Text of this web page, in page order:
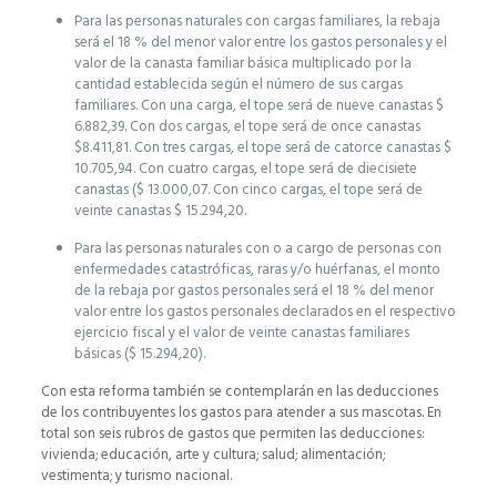
Para las personas naturales con cargas familiares, la rebaja
será el 18 % del menor valor entre los gastos personales y el
valor de la canasta familiar básica multiplicado por la
cantidad establecida según el número de sus cargas
familiares. Con una carga, el tope será de nueve canastas $
6.882,39. Con dos cargas, el tope será de once canastas
$8.411,81. Con tres cargas, el tope será de catorce canastas $
10.705,94. Con cuatro cargas, el tope será de diecisiete
canastas ($ 13.000,07. Con cinco cargas, el tope será de
veinte canastas $ 15.294,20.
Para las personas naturales con o a cargo de personas con
enfermedades catastróficas, raras y/o huérfanas, el monto
de la rebaja por gastos personales será el 18 % del menor
valor entre los gastos personales declarados en el respectivo
ejercicio fiscal y el valor de veinte canastas familiares
básicas ($ 15.294,20).
Con esta reforma también se contemplarán en las deducciones
de los contribuyentes los gastos para atender a sus mascotas. En
total son seis rubros de gastos que permiten las deducciones:
vivienda; educación, arte y cultura; salud; alimentación;
vestimenta; y turismo nacional.